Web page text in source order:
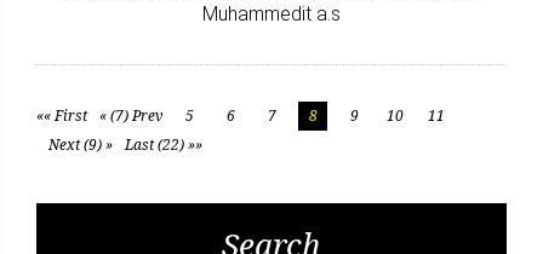
Muhammedit a.s
«« First « (7) Prev 5 6 7 8 9 10
11
Next (9) » Last (22) »»
Search